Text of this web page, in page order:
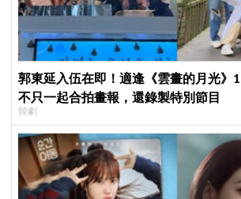
郭東延入伍在即！適逢《雲畫的月光》
不只一起合拍畫報，還錄製特別節目
韓劇